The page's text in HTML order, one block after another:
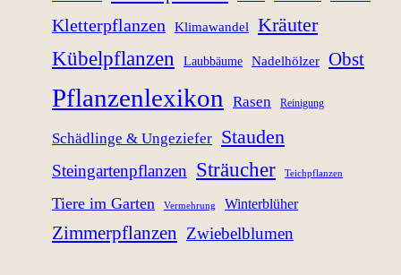
Kletterpflanzen Klimawandel Kräuter
Kübelpflanzen Laubbäume Nadelhölzer Obst
Pflanzenlexikon Rasen Reinigung
Schädlinge & Ungeziefer Stauden
Steingartenpflanzen Sträucher Teichpflanzen
Tiere im Garten Vermehrung Winterblüher
Zimmerpflanzen Zwiebelblumen